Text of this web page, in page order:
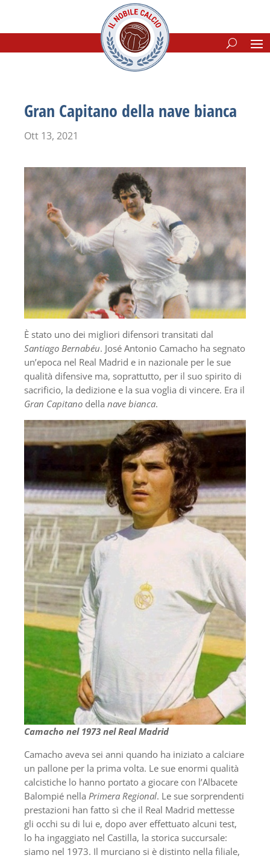
Gran Capitano della nave bianca
Ott 13, 2021
È stato uno dei migliori difensori transitati dal
Santiago Bernabéu. José Antonio Camacho ha segnato
un’epoca nel Real Madrid e in nazionale per le sue
qualità difensive ma, soprattutto, per il suo spirito di
sacrificio, la dedizione e la sua voglia di vincere. Era il
Gran Capitano della nave bianca.
Camacho nel 1973 nel Real Madrid
Camacho aveva sei anni quando ha iniziato a calciare
un pallone per la prima volta. Le sue enormi qualità
calcistiche lo hanno portato a giocare con l’Albacete
Balompié nella Primera Regional. Le sue sorprendenti
prestazioni han fatto sì che il Real Madrid mettesse
gli occhi su di lui e, dopo aver effettuato alcuni test,
lo ha ingaggiato nel Castilla, la storica succursale:
siamo nel 1973. Il murciano si è distinto nella filiale,